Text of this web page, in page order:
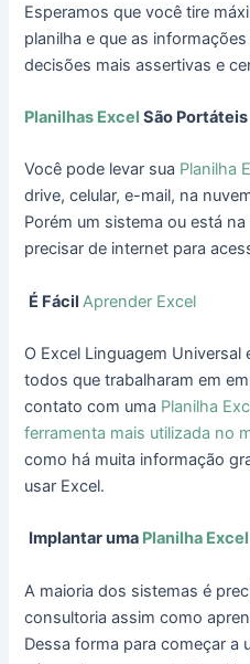
Esperamos que você tire
planilha e que as
decisões mais assertivas e
Planilhas Excel São Portáteis
Você pode levar sua Planilha
drive, celular, e-mail, na
Porém um sistema ou está
precisar de internet para
É Fácil Aprender Excel
O Excel Linguagem
todos que trabalharam em
contato com uma Planilha
ferramenta mais utilizada no
como há muita informação
usar Excel.
Implantar uma Planilha Excel
A maioria dos sistemas é
consultoria assim como
Dessa forma para começar a